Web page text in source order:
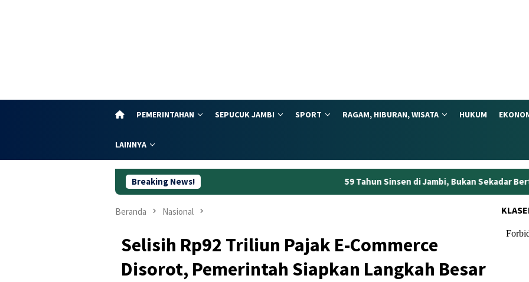
PEMERINTAHAN SEPUCUK JAMBI SPORT RAGAM, HIBURAN, WISATA HUKUM
LAINNYA
Breaking News! 59 Tahun Sinsen di Jambi, Bukan Sekadar Bertumbuh tapi
Beranda Nasional
Selisih Rp92 Triliun Pajak E-Commerce
Disorot, Pemerintah Siapkan Langkah Besar